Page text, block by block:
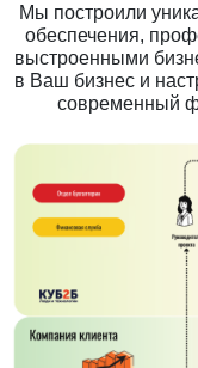
Мы построили
обеспечения,
выстроенными
в Ваш бизнес и
современный